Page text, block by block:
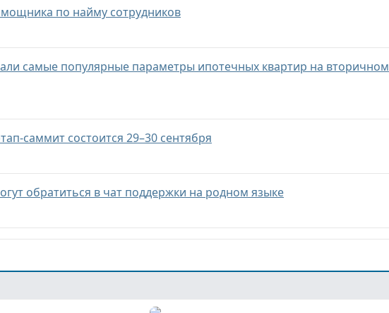
по найму сотрудников
самые популярные параметры ипотечных квартир на вторичном
саммит состоится 29–30 сентября
обратиться в чат поддержки на родном языке